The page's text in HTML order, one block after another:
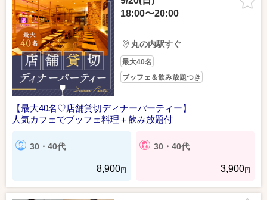
18:00〜20:00
丸の内駅すぐ
最大40名
ブッフェ＆飲み放題つき
【最大40名♡店舗貸切ディナーパーティー】
人気カフェでブッフェ料理＋飲み放題付
30・40代
8,900円
30・40代
3,900円